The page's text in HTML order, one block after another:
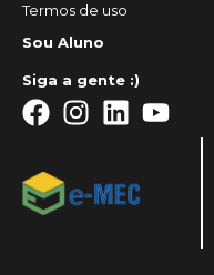
Termos de uso
Sou Aluno
Siga a gente :)